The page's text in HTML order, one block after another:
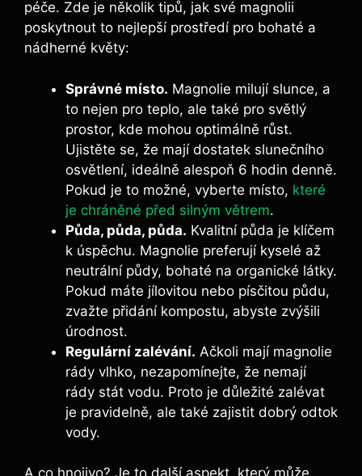
péče. Zde je ‍několik tipů, jak své magnolii
poskytnout to nejlepší prostředí​ pro ​bohaté a
nádherné⁤ květy:
Správné místo. Magnolie milují slunce, a
to nejen pro‌ teplo, ale také‌ pro světlý
prostor, kde mohou optimálně růst.
Ujistěte ‍se, že‍ mají⁣ dostatek slunečního
osvětlení, ⁤ideálně alespoň ‌6 hodin denně.
⁤Pokud⁣ je to​ možné, vyberte ⁤místo, ‌ které
je chráněné před silným větrem.
Půda, půda, ⁣půda. ​Kvalitní půda je⁤ klíčem
​k úspěchu. Magnolie preferují ‍kyselé až
neutrální ​půdy,​ bohaté na organické ‌látky.
Pokud⁤ máte jílovitou nebo písčitou​ půdu,⁣
zvažte přidání kompostu, abyste zvýšili
úrodnost.
Regulární zalévání. Ačkoli mají magnolie
rády vlhko,⁣ nezapomínejte, že nemají​
rády stát vodu. Proto je ⁤důležité zalévat
je pravidelně, ale ​také zajistit dobrý odtok⁣
vody.